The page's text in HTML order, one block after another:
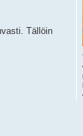
Tällöin